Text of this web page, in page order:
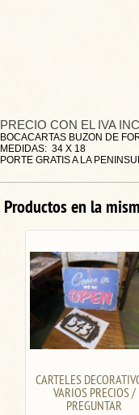
PRECIO CON EL IVA
BOCACARTAS BUZON DE
MEDIDAS: 34 X 18
PORTE GRATIS A LA
Productos en la
RUECA ANTIGUA DB-
PORTE GRATIS DENTRO
LA PENÍNSULA